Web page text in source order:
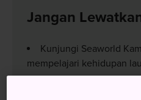
Jangan
Kunjungi Seaworld
mempelajari kehidupan